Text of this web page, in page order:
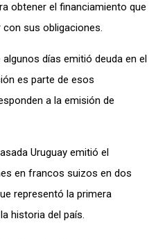
obtener el financiamiento que
sus obligaciones.
algunos días emitió deuda en el
es parte de esos
a la emisión de
Uruguay emitió el
en francos suizos en dos
representó la primera
historia del país.